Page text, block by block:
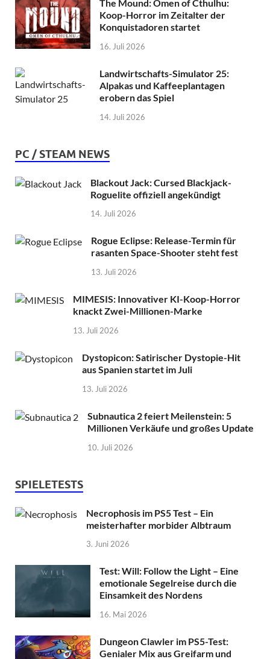
The Mound: Omen of Cthulhu:
Koop-Horror im Zeitalter der
Konquistadoren startet
16. Juli 2026
Landwirtschafts-Simulator 25:
Alpakas und Kaffeeplantagen
erobern das Spiel
14. Juli 2026
PC / STEAM NEWS
Blackout Jack: Cursed Blackjack-
Roguelite offiziell angekündigt
14. Juli 2026
Rogue Eclipse: Release-Termin für
rasanten Space-Shooter steht fest
13. Juli 2026
MIMESIS: Innovativer KI-Koop-Horror
knackt Zwei-Millionen-Marke
13. Juli 2026
Dystopicon: Satirischer Dystopie-Hit
aus Spanien startet im Juli
13. Juli 2026
Subnautica 2 feiert Meilenstein: 5
Millionen Verkäufe und großes Update
10. Juli 2026
SPIELETESTS
Necrophosis im PS5 Test – Ein
meisterhafter morbider Albtraum
3. Juni 2026
Test: Will: Follow the Light – Eine
emotionale Segelreise durch die
Einsamkeit des Nordens
16. Mai 2026
Dungeon Clawler im PS5-Test:
Genialer Mix aus Greifarm und